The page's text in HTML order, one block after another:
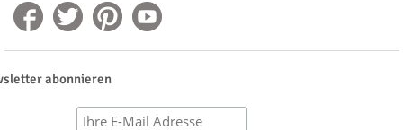
abonnieren